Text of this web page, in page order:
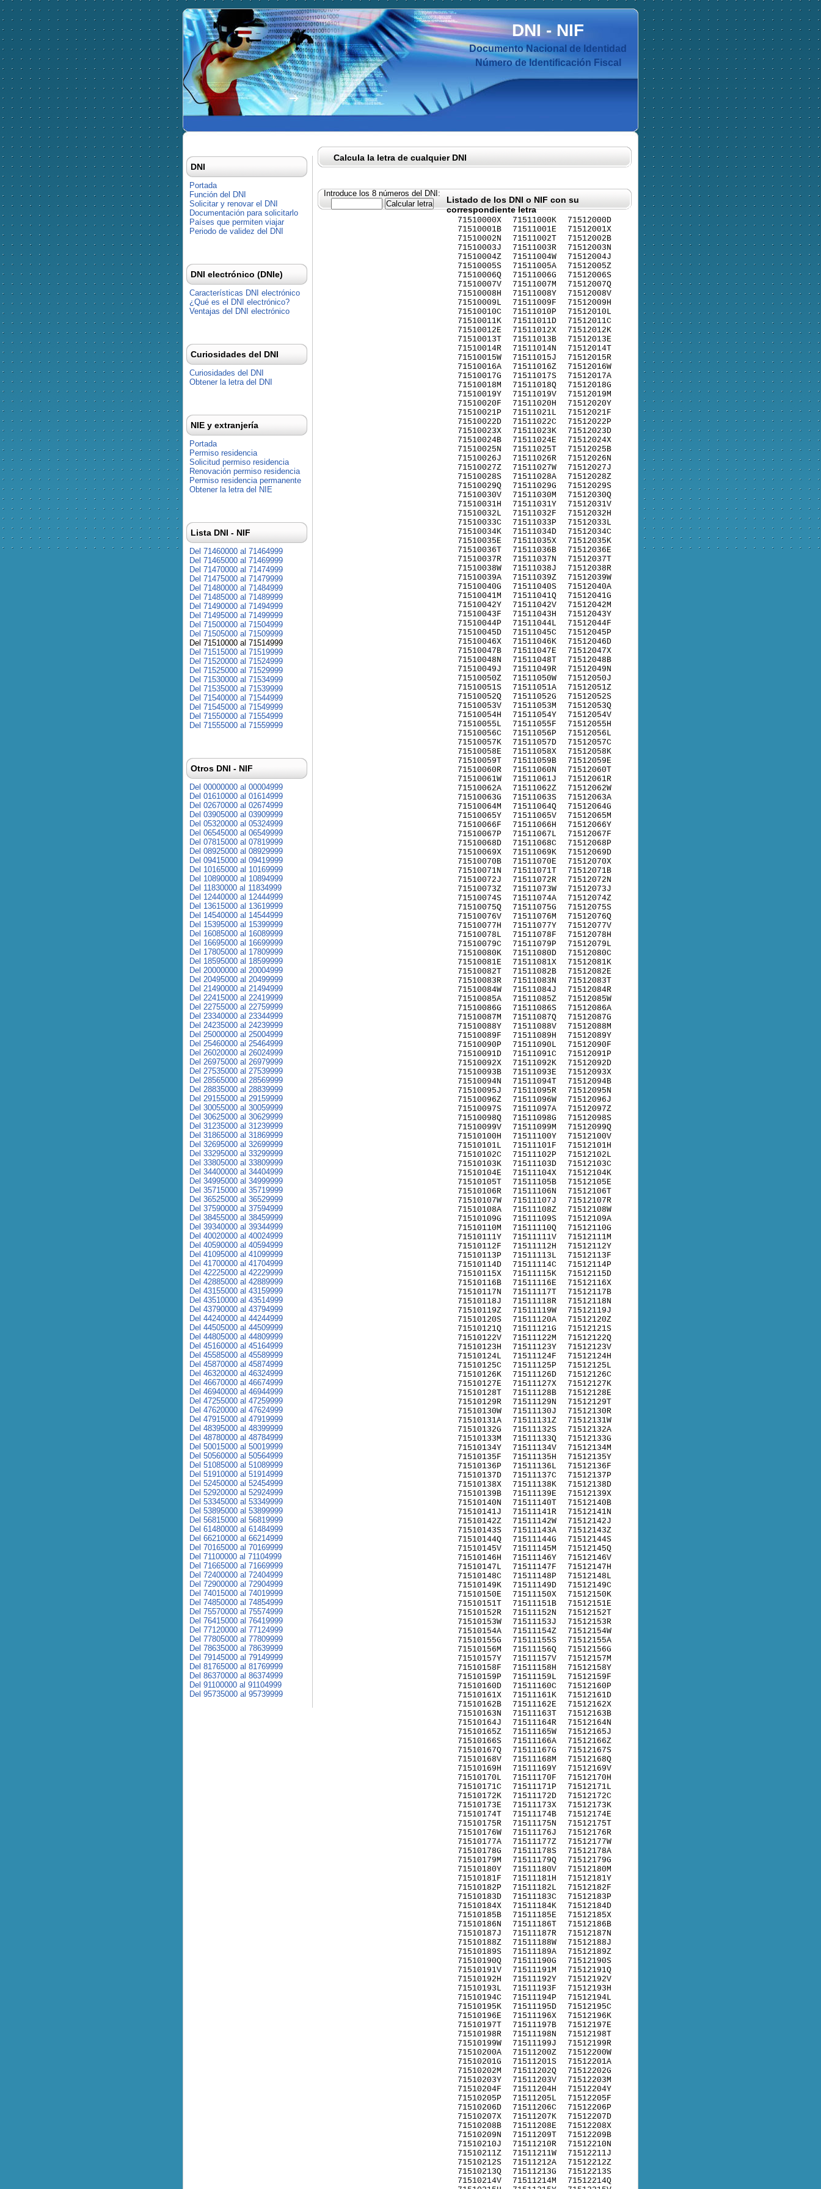
DNI-NIF
Documento Nacional de Identidad
Número de Identificación Fiscal
Calcula la letra de cualquier DNI
Introduce los 8 números del DNI:
Listado de los DNI o NIF con su
correspondiente letra
71510000X
71510001B
71510002N
71510003J
71510004Z
71510005S
71510006Q
71510007V
71510008H
71510009L
71510010C
71510011K
71510012E
71510013T
71510014R
71510015W
71510016A
71510017G
71510018M
71510019Y
71510020F
71510021P
71510022D
71510023X
71510024B
71510025N
71510026J
71510027Z
71510028S
71510029Q
71510030V
71510031H
71510032L
71510033C
71510034K
71510035E
71510036T
71510037R
71510038W
71510039A
71510040G
71510041M
71510042Y
71510043F
71510044P
71510045D
71510046X
71510047B
71510048N
71510049J
71510050Z
71510051S
71510052Q
71510053V
71510054H
71510055L
71510056C
71510057K
71510058E
71510059T
71510060R
71510061W
71510062A
71510063G
71510064M
71510065Y
71510066F
71510067P
71510068D
71510069X
71510070B
71510071N
71510072J
71510073Z
71510074S
71510075Q
71510076V
71510077H
71510078L
71510079C
71510080K
71510081E
71510082T
71510083R
71510084W
71510085A
71510086G
71510087M
71510088Y
71510089F
71510090P
71510091D
71510092X
71510093B
71510094N
71510095J
71510096Z
71510097S
71510098Q
71510099V
71510100H
71510101L
71510102C
71510103K
71510104E
71510105T
71510106R
71510107W
71510108A
71510109G
71510110M
71510111Y
71510112F
71510113P
71510114D
71510115X
71510116B
71510117N
71510118J
71510119Z
71510120S
71510121Q
71510122V
71510123H
71510124L
71510125C
71510126K
71510127E
71510128T
71510129R
71510130W
71510131A
71510132G
71510133M
71510134Y
71510135F
71510136P
71510137D
71510138X
71510139B
71510140N
71510141J
71510142Z
71510143S
71510144Q
71510145V
71510146H
71510147L
71510148C
71510149K
71510150E
71510151T
71510152R
71510153W
71510154A
71510155G
71510156M
71510157Y
71510158F
71510159P
71510160D
71510161X
71510162B
71510163N
71510164J
71510165Z
71510166S
71510167Q
71510168V
71510169H
71510170L
71510171C
71510172K
71510173E
71510174T
71510175R
71510176W
71510177A
71510178G
71510179M
71510180Y
71510181F
71510182P
71510183D
71510184X
71510185B
71510186N
71510187J
71510188Z
71510189S
71510190Q
71510191V
71510192H
71510193L
71510194C
71510195K
71510196E
71510197T
71510198R
71510199W
71510200A
71510201G
71510202M
71510203Y
71510204F
71510205P
71510206D
71510207X
71510208B
71510209N
71510210J
71510211Z
71510212S
71510213Q
71510214V
71511000K
71511001E
71511002T
71511003R
71511004W
71511005A
71511006G
71511007M
71511008Y
71511009F
71511010P
71511011D
71511012X
71511013B
71511014N
71511015J
71511016Z
71511017S
71511018Q
71511019V
71511020H
71511021L
71511022C
71511023K
71511024E
71511025T
71511026R
71511027W
71511028A
71511029G
71511030M
71511031Y
71511032F
71511033P
71511034D
71511035X
71511036B
71511037N
71511038J
71511039Z
71511040S
71511041Q
71511042V
71511043H
71511044L
71511045C
71511046K
71511047E
71511048T
71511049R
71511050W
71511051A
71511052G
71511053M
71511054Y
71511055F
71511056P
71511057D
71511058X
71511059B
71511060N
71511061J
71511062Z
71511063S
71511064Q
71511065V
71511066H
71511067L
71511068C
71511069K
71511070E
71511071T
71511072R
71511073W
71511074A
71511075G
71511076M
71511077Y
71511078F
71511079P
71511080D
71511081X
71511082B
71511083N
71511084J
71511085Z
71511086S
71511087Q
71511088V
71511089H
71511090L
71511091C
71511092K
71511093E
71511094T
71511095R
71511096W
71511097A
71511098G
71511099M
71511100Y
71511101F
71511102P
71511103D
71511104X
71511105B
71511106N
71511107J
71511108Z
71511109S
71511110Q
71511111V
71511112H
71511113L
71511114C
71511115K
71511116E
71511117T
71511118R
71511119W
71511120A
71511121G
71511122M
71511123Y
71511124F
71511125P
71511126D
71511127X
71511128B
71511129N
71511130J
71511131Z
71511132S
71511133Q
71511134V
71511135H
71511136L
71511137C
71511138K
71511139E
71511140T
71511141R
71511142W
71511143A
71511144G
71511145M
71511146Y
71511147F
71511148P
71511149D
71511150X
71511151B
71511152N
71511153J
71511154Z
71511155S
71511156Q
71511157V
71511158H
71511159L
71511160C
71511161K
71511162E
71511163T
71511164R
71511165W
71511166A
71511167G
71511168M
71511169Y
71511170F
71511171P
71511172D
71511173X
71511174B
71511175N
71511176J
71511177Z
71511178S
71511179Q
71511180V
71511181H
71511182L
71511183C
71511184K
71511185E
71511186T
71511187R
71511188W
71511189A
71511190G
71511191M
71511192Y
71511193F
71511194P
71511195D
71511196X
71511197B
71511198N
71511199J
71511200Z
71511201S
71511202Q
71511203V
71511204H
71511205L
71511206C
71511207K
71511208E
71511209T
71511210R
71511211W
71511212A
71511213G
71511214M
71512000D
71512001X
71512002B
71512003N
71512004J
71512005Z
71512006S
71512007Q
71512008V
71512009H
71512010L
71512011C
71512012K
71512013E
71512014T
71512015R
71512016W
71512017A
71512018G
71512019M
71512020Y
71512021F
71512022P
71512023D
71512024X
71512025B
71512026N
71512027J
71512028Z
71512029S
71512030Q
71512031V
71512032H
71512033L
71512034C
71512035K
71512036E
71512037T
71512038R
71512039W
71512040A
71512041G
71512042M
71512043Y
71512044F
71512045P
71512046D
71512047X
71512048B
71512049N
71512050J
71512051Z
71512052S
71512053Q
71512054V
71512055H
71512056L
71512057C
71512058K
71512059E
71512060T
71512061R
71512062W
71512063A
71512064G
71512065M
71512066Y
71512067F
71512068P
71512069D
71512070X
71512071B
71512072N
71512073J
71512074Z
71512075S
71512076Q
71512077V
71512078H
71512079L
71512080C
71512081K
71512082E
71512083T
71512084R
71512085W
71512086A
71512087G
71512088M
71512089Y
71512090F
71512091P
71512092D
71512093X
71512094B
71512095N
71512096J
71512097Z
71512098S
71512099Q
71512100V
71512101H
71512102L
71512103C
71512104K
71512105E
71512106T
71512107R
71512108W
71512109A
71512110G
71512111M
71512112Y
71512113F
71512114P
71512115D
71512116X
71512117B
71512118N
71512119J
71512120Z
71512121S
71512122Q
71512123V
71512124H
71512125L
71512126C
71512127K
71512128E
71512129T
71512130R
71512131W
71512132A
71512133G
71512134M
71512135Y
71512136F
71512137P
71512138D
71512139X
71512140B
71512141N
71512142J
71512143Z
71512144S
71512145Q
71512146V
71512147H
71512148L
71512149C
71512150K
71512151E
71512152T
71512153R
71512154W
71512155A
71512156G
71512157M
71512158Y
71512159F
71512160P
71512161D
71512162X
71512163B
71512164N
71512165J
71512166Z
71512167S
71512168Q
71512169V
71512170H
71512171L
71512172C
71512173K
71512174E
71512175T
71512176R
71512177W
71512178A
71512179G
71512180M
71512181Y
71512182F
71512183P
71512184D
71512185X
71512186B
71512187N
71512188J
71512189Z
71512190S
71512191Q
71512192V
71512193H
71512194L
71512195C
71512196K
71512197E
71512198T
71512199R
71512200W
71512201A
71512202G
71512203M
71512204Y
71512205F
71512206P
71512207D
71512208X
71512209B
71512210N
71512211J
71512212Z
71512213S
71512214Q
DNI
Portada
Función del DNI
Solicitar y renovar el DNI
Documentación para solicitarlo
Países que permiten viajar
Periodo de validez del DNI
DNI electrónico (DNIe)
Características DNI electrónico
¿Qué es el DNI electrónico?
Ventajas del DNI electrónico
Curiosidades del DNI
Curiosidades del DNI
Obtener la letra del DNI
NIE y extranjería
Portada
Permiso residencia
Solicitud permiso residencia
Renovación permiso residencia
Permiso residencia permanente
Obtener la letra del NIE
Lista DNI - NIF
Del 71460000 al 71464999
Del 71465000 al 71469999
Del 71470000 al 71474999
Del 71475000 al 71479999
Del 71480000 al 71484999
Del 71485000 al 71489999
Del 71490000 al 71494999
Del 71495000 al 71499999
Del 71500000 al 71504999
Del 71505000 al 71509999
Del 71510000 al 71514999
Del 71515000 al 71519999
Del 71520000 al 71524999
Del 71525000 al 71529999
Del 71530000 al 71534999
Del 71535000 al 71539999
Del 71540000 al 71544999
Del 71545000 al 71549999
Del 71550000 al 71554999
Del 71555000 al 71559999
Otros DNI - NIF
Del 00000000 al 00004999
Del 01610000 al 01614999
Del 02670000 al 02674999
Del 03905000 al 03909999
Del 05320000 al 05324999
Del 06545000 al 06549999
Del 07815000 al 07819999
Del 08925000 al 08929999
Del 09415000 al 09419999
Del 10165000 al 10169999
Del 10890000 al 10894999
Del 11830000 al 11834999
Del 12440000 al 12444999
Del 13615000 al 13619999
Del 14540000 al 14544999
Del 15395000 al 15399999
Del 16085000 al 16089999
Del 16695000 al 16699999
Del 17805000 al 17809999
Del 18595000 al 18599999
Del 20000000 al 20004999
Del 20495000 al 20499999
Del 21490000 al 21494999
Del 22415000 al 22419999
Del 22755000 al 22759999
Del 23340000 al 23344999
Del 24235000 al 24239999
Del 25000000 al 25004999
Del 25460000 al 25464999
Del 26020000 al 26024999
Del 26975000 al 26979999
Del 27535000 al 27539999
Del 28565000 al 28569999
Del 28835000 al 28839999
Del 29155000 al 29159999
Del 30055000 al 30059999
Del 30625000 al 30629999
Del 31235000 al 31239999
Del 31865000 al 31869999
Del 32695000 al 32699999
Del 33295000 al 33299999
Del 33805000 al 33809999
Del 34400000 al 34404999
Del 34995000 al 34999999
Del 35715000 al 35719999
Del 36525000 al 36529999
Del 37590000 al 37594999
Del 38455000 al 38459999
Del 39340000 al 39344999
Del 40020000 al 40024999
Del 40590000 al 40594999
Del 41095000 al 41099999
Del 41700000 al 41704999
Del 42225000 al 42229999
Del 42885000 al 42889999
Del 43155000 al 43159999
Del 43510000 al 43514999
Del 43790000 al 43794999
Del 44240000 al 44244999
Del 44505000 al 44509999
Del 44805000 al 44809999
Del 45160000 al 45164999
Del 45585000 al 45589999
Del 45870000 al 45874999
Del 46320000 al 46324999
Del 46670000 al 46674999
Del 46940000 al 46944999
Del 47255000 al 47259999
Del 47620000 al 47624999
Del 47915000 al 47919999
Del 48395000 al 48399999
Del 48780000 al 48784999
Del 50015000 al 50019999
Del 50560000 al 50564999
Del 51085000 al 51089999
Del 51910000 al 51914999
Del 52450000 al 52454999
Del 52920000 al 52924999
Del 53345000 al 53349999
Del 53895000 al 53899999
Del 56815000 al 56819999
Del 61480000 al 61484999
Del 66210000 al 66214999
Del 70165000 al 70169999
Del 71100000 al 71104999
Del 71665000 al 71669999
Del 72400000 al 72404999
Del 72900000 al 72904999
Del 74015000 al 74019999
Del 74850000 al 74854999
Del 75570000 al 75574999
Del 76415000 al 76419999
Del 77120000 al 77124999
Del 77805000 al 77809999
Del 78635000 al 78639999
Del 79145000 al 79149999
Del 81765000 al 81769999
Del 86370000 al 86374999
Del 91100000 al 91104999
Del 95735000 al 95739999